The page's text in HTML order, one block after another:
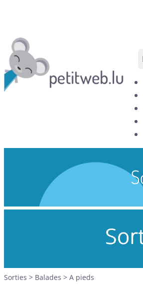
Sorties > Balades > A pieds